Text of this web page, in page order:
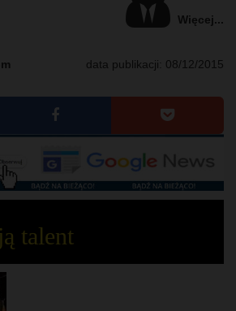
Więcej...
data publikacji: 08/12/2015
talent